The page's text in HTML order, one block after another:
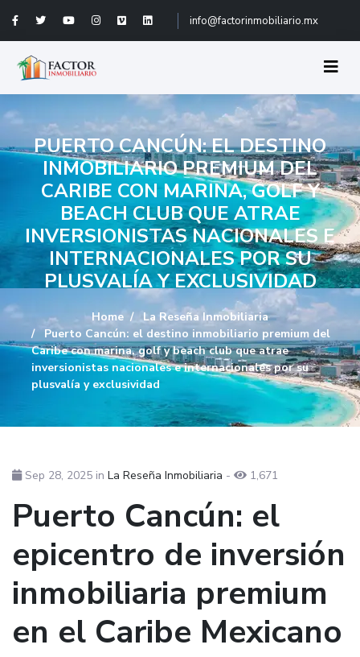
info@factorinmobiliario.mx
PUERTO CANCÚN: EL DESTINO
INMOBILIARIO PREMIUM DEL
CARIBE CON MARINA, GOLF Y
BEACH CLUB QUE ATRAE
INVERSIONISTAS NACIONALES E
INTERNACIONALES POR SU
PLUSVALÍA Y EXCLUSIVIDAD
Home
La Reseña Inmobiliaria
Puerto Cancún: el destino inmobiliario premium del
Caribe con marina, golf y beach club que atrae
inversionistas nacionales e internacionales por su
plusvalía y exclusividad
Sep 28, 2025 in La Reseña Inmobiliaria - 1,671
Puerto Cancún: el
epicentro de inversión
inmobiliaria premium
en el Caribe Mexicano